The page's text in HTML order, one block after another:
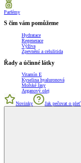
Parfémy
S čím vám pomůžeme
Hydratace
Regenerace
Výživa
Zpevnění a celulitida
Řady a účinné látky
Vitamín E
Kyselina hyaluronová
Mořské řasy
Arganový olej
Novinky Jak pečovat o pleť